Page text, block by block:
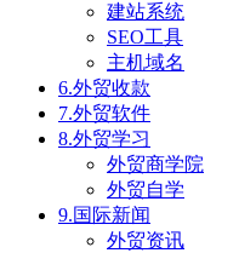
建站系统
SEO工具
主机域名
6.外贸收款
7.外贸软件
8.外贸学习
外贸商学院
外贸自学
9.国际新闻
外贸资讯